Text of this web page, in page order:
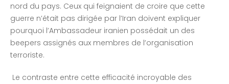
nord du pays. Ceux qui feignaient de croire que cette
guerre n’était pas dirigée par l’Iran doivent expliquer
pourquoi l’Ambassadeur iranien possédait un des
beepers assignés aux membres de l’organisation
terroriste.
Le contraste entre cette efficacité incroyable des